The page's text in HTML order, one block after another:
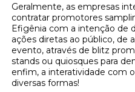
Geralmente, as empresas
contratar promotores
Efigênia com a intenção de
ações diretas ao público, de
evento, através de blitz
stands ou quiosques para
enfim, a interatividade com
diversas formas!